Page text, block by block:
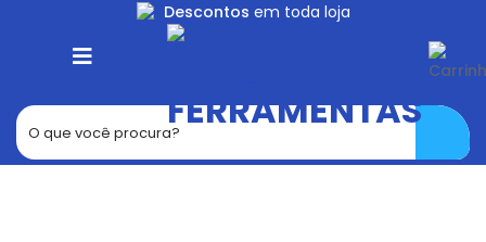
Descontos em toda loja